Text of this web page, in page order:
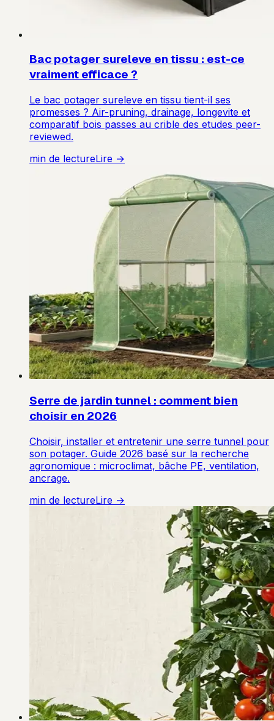
Bac potager sureleve en tissu : est-ce
vraiment efficace ?
Le bac potager sureleve en tissu tient-il ses
promesses ? Air-pruning, drainage, longevite et
comparatif bois passes au crible des etudes peer-
reviewed.
min de lectureLire →
Serre de jardin tunnel : comment bien
choisir en 2026
Choisir, installer et entretenir une serre tunnel pour
son potager. Guide 2026 basé sur la recherche
agronomique : microclimat, bâche PE, ventilation,
ancrage.
min de lectureLire →